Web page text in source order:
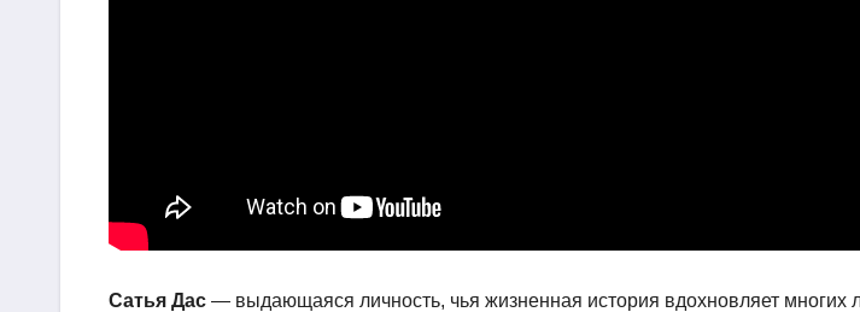
Сатья Дас — выдающаяся личность, чья жизненная история вдохновляет многих